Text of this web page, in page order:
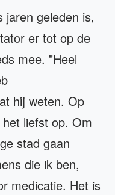
jaren geleden is,
er tot op de
mee. "Heel
hij weten. Op
liefst op. Om
stad gaan
die ik ben,
medicatie. Het is